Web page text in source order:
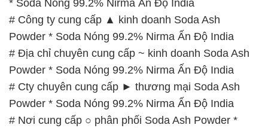
# Cty chuyên cung ứng ○ bán Soda Ash Powder *
Soda Nóng 99.2% Nirma Ấn Độ India
# Nhà thương mại _ cung cấp Soda Ash Powder *
Soda Nóng 99.2% Nirma Ấn Độ India
# Cty bán > thương mại Soda Ash Powder * Soda
Nóng 99.2% Nirma Ấn Độ India